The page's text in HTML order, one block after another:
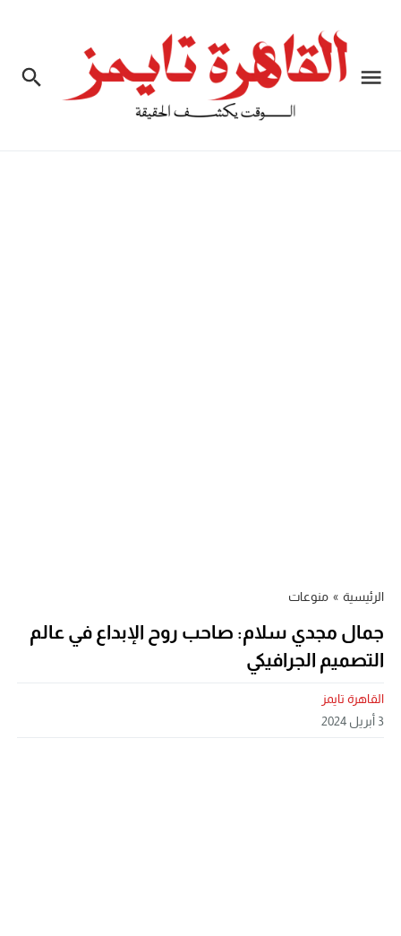
الرئيسية » منوعات
جمال مجدي سلام: صاحب روح الإبداع في عالم
التصميم الجرافيكي
القاهرة تايمز
3 أبريل 2024